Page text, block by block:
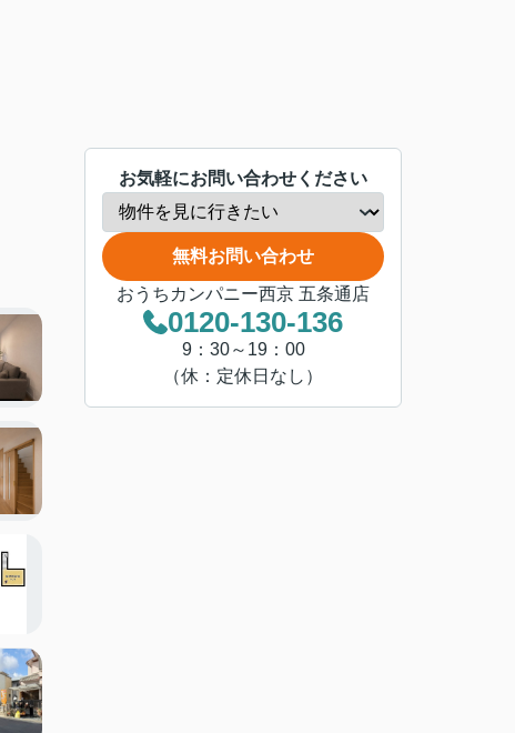
お気軽にお問い合わせください
無料お問い合わせ
おうちカンパニー西京 五条通店
0120-130-136
9：30～19：00
（休：定休日なし）